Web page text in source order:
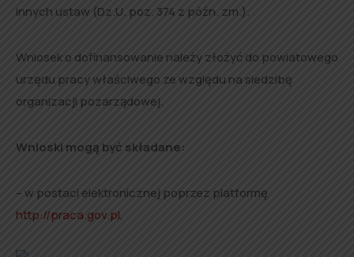
innych ustaw (Dz.U. poz. 374 z późn. zm.).
Wniosek o dofinansowanie należy złożyć do powiatowego
urzędu pracy właściwego ze względu na siedzibę
organizacji pozarządowej.
Wnioski mogą być składane:
– w postaci elektronicznej poprzez platformę
http://praca.gov.pl,